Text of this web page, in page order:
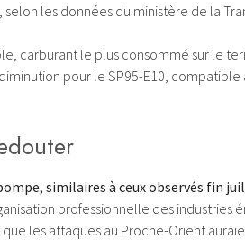
les données du ministère de la
carburant le plus consommé sur le
pour le SP95-E10,
similaires à ceux observés fin
professionnelle des
les attaques au Proche-Orient